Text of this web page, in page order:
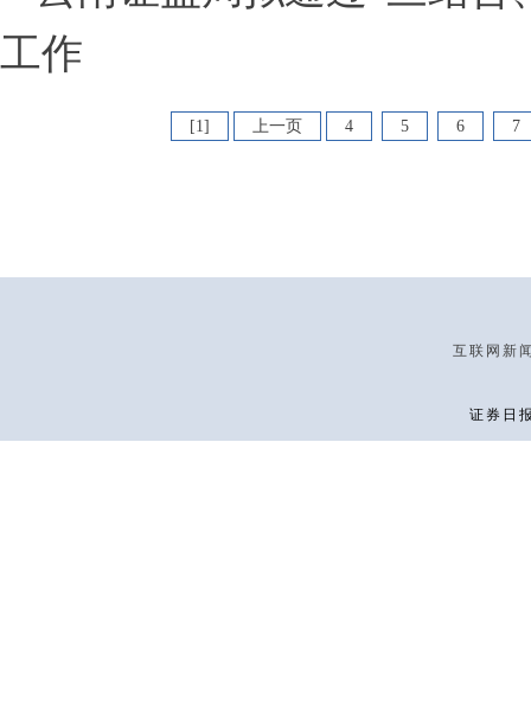
工作
[1] 上一页 4 5 6 7
互联网新
证券日